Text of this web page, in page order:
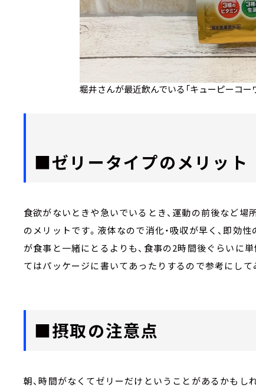
堀井さんが最近飲んでいる「キューピーコー
■ゼリータイプのメリット
食欲がないときや急いでいるとき、運動の前後など
のメリットです。液体なので消化・吸収が早く、即効
が食事と一緒にとるよりも、食事の2時間後ぐらいに
てはパッケージに書いてあったりするので参考にして
■摂取の注意点
朝、時間がなくてゼリーだけということがあるかもし